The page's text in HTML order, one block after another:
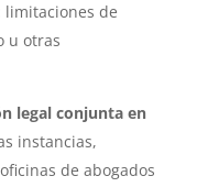
de
u otras
legal conjunta en
instancias,
de abogados